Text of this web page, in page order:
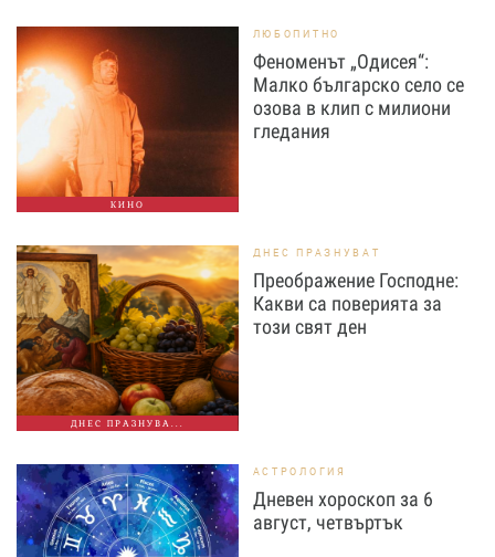
КИНО
ЛЮБОПИТНО
Феноменът „Одисея“:
Малко българско село се
озова в клип с милиони
гледания
ДНЕС ПРАЗНУВА...
ДНЕС ПРАЗНУВАТ
Преображение Господне:
Какви са поверията за
този свят ден
АСТРОЛОГИЯ
Дневен хороскоп за 6
август, четвъртък